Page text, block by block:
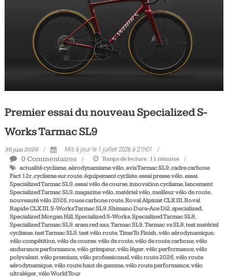
Premier essai du nouveau Specialized S-
Works Tarmac SL9
30 juin 2026 Mis à jour le 1 juillet 2026 à 21h01
0 Commentaires Temps de lecture : 11 minutes
actualité cyclisme,aérodynamisme vélo,avis Tarmac SL9,cadre carbone
Fact 12r,cyclisme sur route,équipement cycliste,essai presse vélo,essai
Specialized Tarmac SL9,essai vélo de course,innovation cyclisme,lancement
Specialized Tarmac SL9,magazine vélo,matériel vélo,meilleur vélo de route,
nouveauté vélo 2026,roues carbone route,Roval Alpinist CLX III,Roval
Rapide CLX III,S-Works Tarmac SL9,Shimano Dura-Ace Di2,specialized,
Specialized Morgan Hill,Specialized S-Works,Specialized Tarmac SL8,
Specialized Tarmac SL9,sram red axs,Tarmac SL9,Tarmac vs SL8,test matériel
cyclisme,test Tarmac SL9,test vélo route,Time To Finish,vélo aérodynamique,
vélo compétition,vélo de course,vélo de route,vélo de route carbone,vélo
endurance performance,vélo grimpeur,vélo léger,vélo performance,vélo
polyvalent,vélo premium,vélo professionnel,vélo route 2026,vélo route
aérodynamique,vélo route haut de gamme,vélo route performance,vélo
ultraléger,vélo World Tour